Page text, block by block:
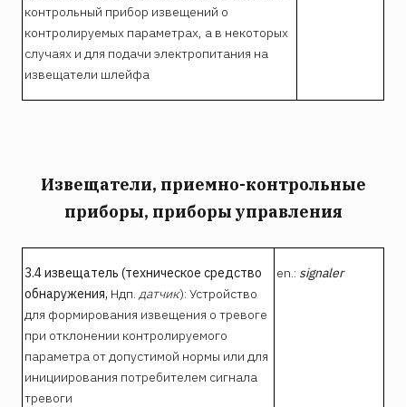
контрольный прибор извещений о
контролируемых параметрах, а в некоторых
случаях и для подачи электропитания на
извещатели шлейфа
Извещатели, приемно-контрольные
приборы, приборы управления
3.4 извещатель (техническое средство
обнаружения, Ндп. датчик): Устройство
для формирования извещения о тревоге
при отклонении контролируемого
параметра от допустимой нормы или для
инициирования потребителем сигнала
тревоги
en.: signaler